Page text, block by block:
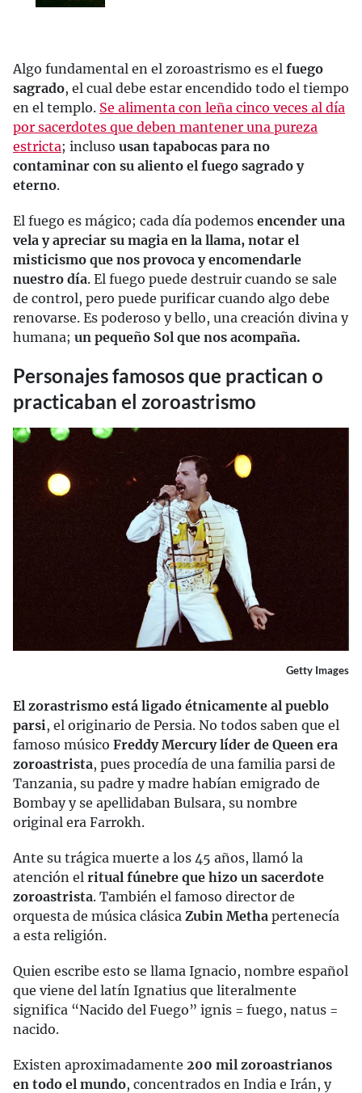
Algo fundamental en el zoroastrismo es el fuego
sagrado, el cual debe estar encendido todo el tiempo
en el templo. Se alimenta con leña cinco veces al día
por sacerdotes que deben mantener una pureza
estricta; incluso usan tapabocas para no
contaminar con su aliento el fuego sagrado y
eterno.
El fuego es mágico; cada día podemos encender una
vela y apreciar su magia en la llama, notar el
misticismo que nos provoca y encomendarle
nuestro día. El fuego puede destruir cuando se sale
de control, pero puede purificar cuando algo debe
renovarse. Es poderoso y bello, una creación divina y
humana; un pequeño Sol que nos acompaña.
Personajes famosos que practican o
practicaban el zoroastrismo
Getty Images
El zorastrismo está ligado étnicamente al pueblo
parsi , el originario de Persia. No todos saben que el
famoso músico Freddy Mercury líder de Queen era
zoroastrista, pues procedía de una familia parsi de
Tanzania, su padre y madre habían emigrado de
Bombay y se apellidaban Bulsara, su nombre
original era Farrokh.
Ante su trágica muerte a los 45 años, llamó la
atención el ritual fúnebre que hizo un sacerdote
zoroastrista. También el famoso director de
orquesta de música clásica Zubin Metha pertenecía
a esta religión.
Quien escribe esto se llama Ignacio, nombre español
que viene del latín Ignatius que literalmente
significa “Nacido del Fuego” ignis = fuego, natus =
nacido.
Existen aproximadamente 200 mil zoroastrianos
en todo el mundo, concentrados en India e Irán, y